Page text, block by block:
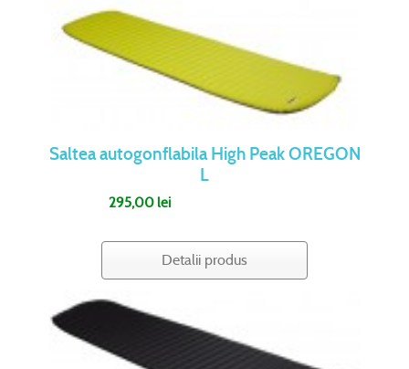
Saltea autogonflabila High Peak OREGON
L
295,00 lei
Detalii produs